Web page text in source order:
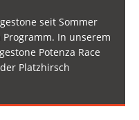
seit Sommer
In unserem
Potenza Race
Platzhirsch